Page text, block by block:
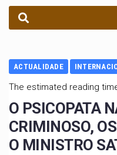
ACTUALIDADE
The estimated reading
O PSICOPATA
CRIMINOSO,
O MINISTRO